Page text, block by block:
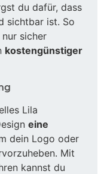
du dafür, dass
sichtbar ist. So
sicher
kostengünstiger
Lila
eine
dein Logo oder
Mit
kannst du